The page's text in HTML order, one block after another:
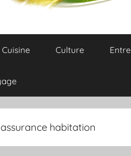
Cuisine Culture
assurance habitation